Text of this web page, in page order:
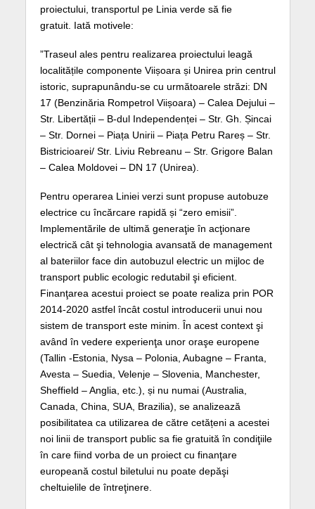
proiectului, transportul pe Linia verde să fie
gratuit. Iată motivele:
”Traseul ales pentru realizarea proiectului leagă
localitățile componente Viișoara și Unirea prin centrul
istoric, suprapunându-se cu următoarele străzi: DN
17 (Benzinăria Rompetrol Viișoara) – Calea Dejului –
Str. Libertății – B-dul Independenței – Str. Gh. Șincai
– Str. Dornei – Piața Unirii – Piața Petru Rareș – Str.
Bistricioarei/ Str. Liviu Rebreanu – Str. Grigore Balan
– Calea Moldovei – DN 17 (Unirea).
Pentru operarea Liniei verzi sunt propuse autobuze
electrice cu încărcare rapidă și “zero emisii”.
Implementările de ultimă generaţie în acţionare
electrică cât şi tehnologia avansată de management
al bateriilor face din autobuzul electric un mijloc de
transport public ecologic redutabil şi eficient.
Finanţarea acestui proiect se poate realiza prin POR
2014-2020 astfel încât costul introducerii unui nou
sistem de transport este minim. În acest context şi
având în vedere experienţa unor oraşe europene
(Tallin -Estonia, Nysa – Polonia, Aubagne – Franta,
Avesta – Suedia, Velenje – Slovenia, Manchester,
Sheffield – Anglia, etc.), și nu numai (Australia,
Canada, China, SUA, Brazilia), se analizează
posibilitatea ca utilizarea de către cetățeni a acestei
noi linii de transport public sa fie gratuită în condiţiile
în care fiind vorba de un proiect cu finanţare
europeană costul biletului nu poate depăşi
cheltuielile de întreţinere.